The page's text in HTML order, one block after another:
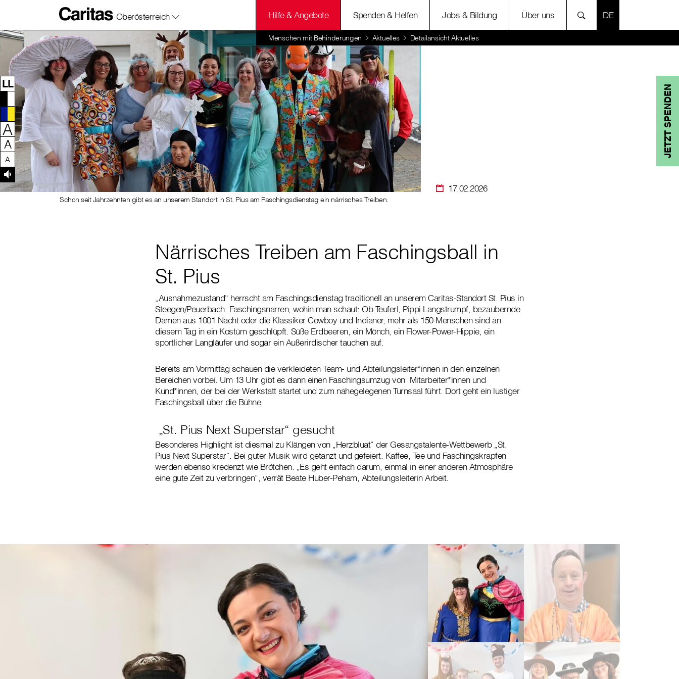
Zum Inhalt dieser Seite
Zur Navigation
Zum Footer dieser Seite
Oberösterreich Hilfe & Angebote Spenden & Helfen Jobs & Bildung Über uns SPRACHE
Menschen mit Behinderungen Aktuelles Detailansicht Aktuelles
JETZT SPENDEN
LL
A
A
A
17.02.2026
Schon seit Jahrzehnten gibt es an unserem Standort in St. Pius am Faschingsdienstag ein närrisches Treiben.
Närrisches Treiben am Faschingsball in
St. Pius
„Ausnahmezustand“ herrscht am Faschingsdienstag traditionell an unserem Caritas-Standort St. Pius in
Steegen/Peuerbach. Faschingsnarren, wohin man schaut: Ob Teuferl, Pippi Langstrumpf, bezaubernde
Damen aus 1001 Nacht oder die Klassiker Cowboy und Indianer, mehr als 150 Menschen sind an
diesem Tag in ein Kostüm geschlüpft. Süße Erdbeeren, ein Mönch, ein Flower-Power-Hippie, ein
sportlicher Langläufer und sogar ein Außerirdischer tauchen auf.
Bereits am Vormittag schauen die verkleideten Team- und Abteilungsleiter*innen in den einzelnen
Bereichen vorbei. Um 13 Uhr gibt es dann einen Faschingsumzug von Mitarbeiter*innen und
Kund*innen, der bei der Werkstatt startet und zum nahegelegenen Turnsaal führt. Dort geht ein lustiger
Faschingsball über die Bühne.
„St. Pius Next Superstar“ gesucht
Besonderes Highlight ist diesmal zu Klängen von „Herzbluat“ der Gesangstalente-Wettbewerb „St.
Pius Next Superstar“. Bei guter Musik wird getanzt und gefeiert. Kaffee, Tee und Faschingskrapfen
werden ebenso kredenzt wie Brötchen. „Es geht einfach darum, einmal in einer anderen Atmosphäre
eine gute Zeit zu verbringen“, verrät Beate Huber-Peham, Abteilungsleiterin Arbeit.